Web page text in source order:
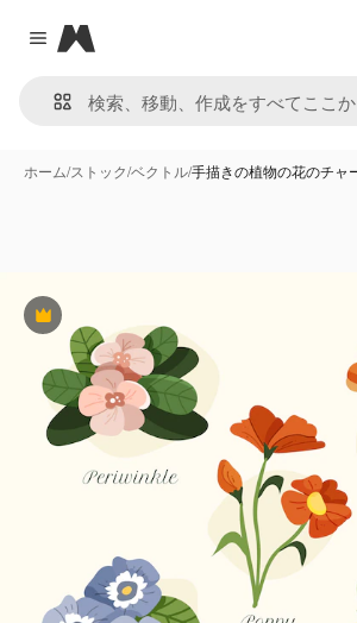
Close menu
Magnific
ホーム/ストック/ベクトル/手描きの植物の花のチャ
Premium